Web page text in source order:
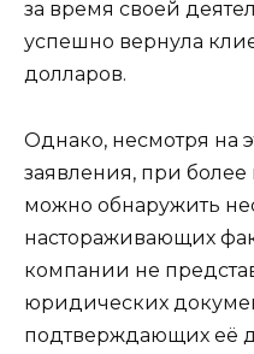
за время своей
успешно вернула
долларов.
Однако, несмотря на
заявления, при
можно обнаружить
настораживающих
компании не
юридических
подтверждающих её